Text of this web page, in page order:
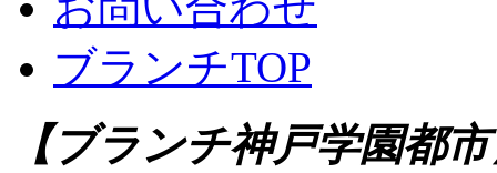
ブランチTOP
【ブランチ神戸学園都